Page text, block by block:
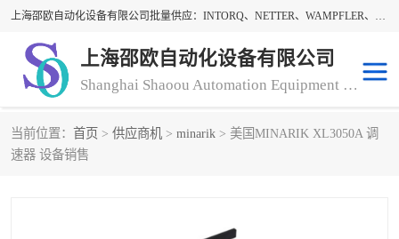
上海邵欧自动化设备有限公司批量供应：INTORQ、NETTER、WAMPFLER、WARNER、WICHITA、三菱离合器、warner离合器、NETTER振动器、WAMPFLER滑触线。上海邵欧自动化设备有限公司提供创新技术与产品解决方案，让客户享有高性价比，优质的产品和服务，我们坚持以持续技术和服务创新为客户不断创造价值。欢迎来电咨询！
上海邵欧自动化设备有限公司
Shanghai Shaoou Automation Equipment Co., Ltd
当前位置： 首页 > 供应商机 > minarik > 美国MINARIK XL3050A 调
速器 设备销售
warner离合器